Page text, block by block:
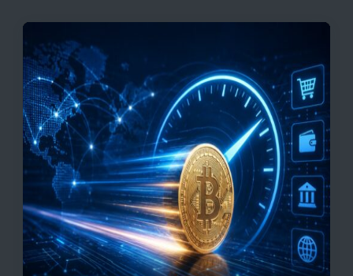
آخرین وضعیت بازار رمزارزها در جهان / مهم‌ترین
قیمت تتر، بیت‌کوین و اتریوم امروز دوشنبه ۵ مرداد
۱۴۰۵ | بیت‌کوین این مرز را از دست بدهد، همه‌چیز
رقابت پنهان دولت‌ها بر سر بیت‌کوین/ ۱۰ کشور برتر
تازه‌ترین رسوایی ارز دیجیتال؛ شکایت میلیاردی روی
بحران بدهی شرکت‌ها و خطر فروش اجباری میلیاردها